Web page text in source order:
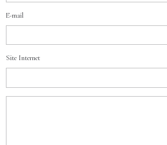
E-mail
Site Internet